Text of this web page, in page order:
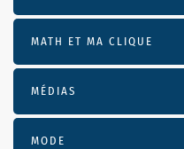
MATH ET MA CLIQUE
MÉDIAS
MODE